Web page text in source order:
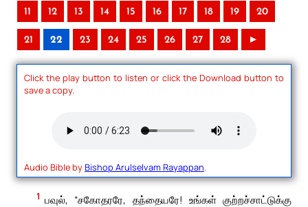
11 12 13 14 15 16 17 18 19 20
21 22 23 24 25 26 27 28 ►
Click the play button to listen or click the Download button to
save a copy.
Audio Bible byBishop Arulselvam Rayappan.
1 பவுல், “சகோதரரே, தந்தையரே! உங்கள் குற்றச்சாட்டுக்கு